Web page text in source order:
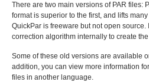
There are two main versions of PAR files:
format is superior to the first, and lifts
QuickPar is freeware but not open
correction algorithm internally to create
Some of these old versions are available
addition, you can view more information
files in another language.